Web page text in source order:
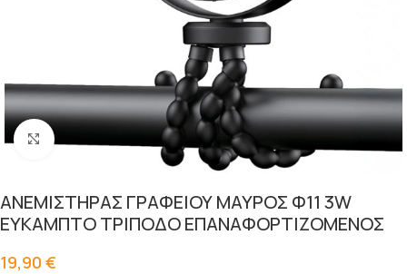
Click to enlarge
ΑΝΕΜΙΣΤΗΡΑΣ ΓΡΑΦΕΙΟΥ ΜΑΥΡΟΣ Φ11 3W
ΕΥΚΑΜΠΤΟ ΤΡΙΠΟΔΟ ΕΠΑΝΑΦΟΡΤΙΖΟΜΕΝΟΣ
19,90 €